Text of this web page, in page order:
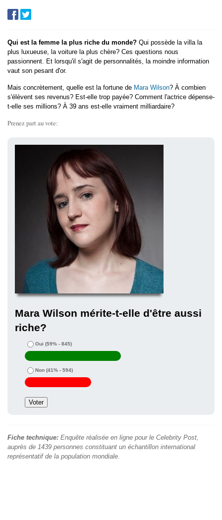
Qui est la femme la plus riche du monde? Qui possède la villa la
plus luxueuse, la voiture la plus chère? Ces questions nous
passionnent. Et lorsqu'il s'agit de personnalités, la moindre information
vaut son pesant d'or.
Mais concrètement, quelle est la fortune de Mara Wilson? À combien
s'élèvent ses revenus? Est-elle trop payée? Comment l'actrice dépense-
t-elle ses millions? À 39 ans est-elle vraiment milliardaire?
Prenez part au vote:
Mara Wilson mérite-t-elle d'être aussi
riche?
Oui (59% - 845)
Non (41% - 594)
Fiche technique: Enquête réalisée en ligne pour le Celebrity Post,
auprès de 1439 personnes constituant un échantillon international
représentatif de la population mondiale.